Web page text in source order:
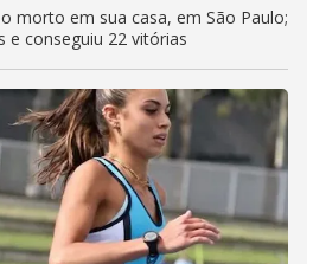
morto em sua casa, em São Paulo;
e conseguiu 22 vitórias